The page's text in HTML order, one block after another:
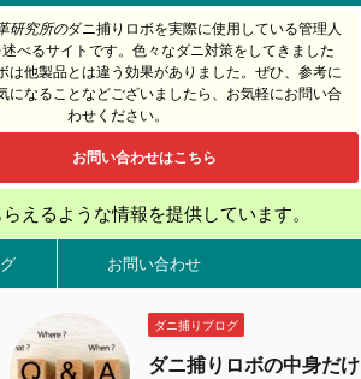
研究所のダニ捕りロボを実際に使用している管理人
べるサイトです。色々なダニ対策をしてきました
は他製品とは違う効果がありました。ぜひ、参考に
になることなどございましたら、お気軽にお問い合
わせください。
お問い合わせはこちら
えるような情報を提供しています。
お問い合わせ
ダニ捕りブログ
ダニ捕りロボの中身だけ